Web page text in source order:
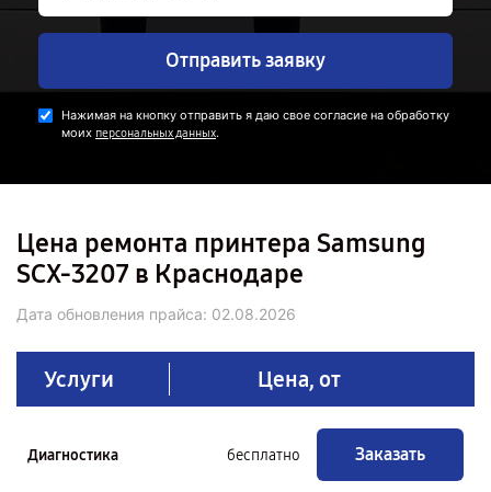
Отправить заявку
Нажимая на кнопку отправить я даю свое согласие на обработку
моих персональных данных.
Цена ремонта принтера Samsung
SCX-3207 в Краснодаре
Дата обновления прайса: 02.08.2026
Услуги Цена, от
Диагностика бесплатно Заказать